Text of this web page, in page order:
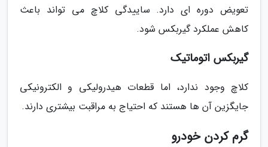
تعویض دوره ای دارد. ساییدگی کلاچ می تواند باعث
کاهش عملکرد گیربکس شود.
گیربکس اتوماتیک
کلاچ وجود ندارد، اما قطعات هیدرولیکی و الکترونیکی
جایگزین آن ها هستند که احتیاج به مراقبت بیشتری دارند.
گرم کردن خودرو